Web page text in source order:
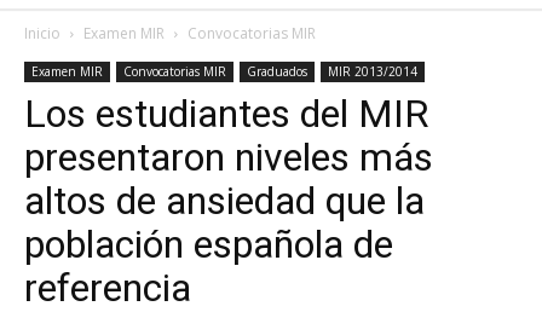
Inicio Examen MIR Convocatorias MIR
Examen MIR Convocatorias MIR Graduados MIR 2013/2014
Los estudiantes del MIR
presentaron niveles más
altos de ansiedad que la
población española de
referencia